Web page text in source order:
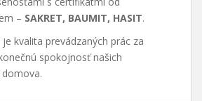
– SAKRET, BAUMIT, HASIT.
kvalita prevádzaných prác za
spokojnosť našich